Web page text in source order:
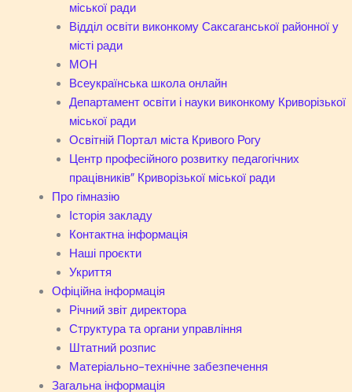
міської ради
Відділ освіти виконкому Саксаганської районної у
місті ради
МОН
Всеукраїнська школа онлайн
Департамент освіти і науки виконкому Криворізької
міської ради
Освітній Портал міста Кривого Рогу
Центр професійного розвитку педагогічних
працівників” Криворізької міської ради
Про гімназію
Історія закладу
Контактна інформація
Наші проєкти
Укриття
Офіційна інформація
Річний звіт директора
Структура та органи управління
Штатний розпис
Матеріально-технічне забезпечення
Загальна інформація